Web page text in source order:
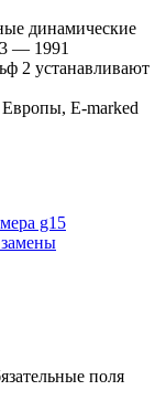
динамические
— 1991
2 устанавливают
Европы, E-marked
g15
поля